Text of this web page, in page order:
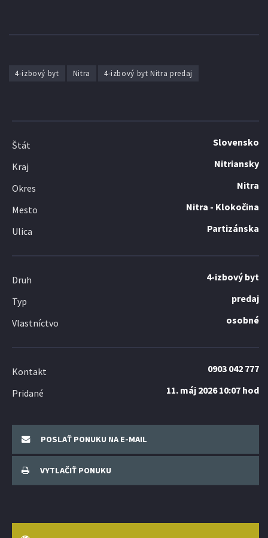
4-izbový byt Nitra 4-izbový byt Nitra predaj
Štát Slovensko
Kraj Nitriansky
Okres Nitra
Mesto Nitra - Klokočina
Ulica Partizánska
Druh 4-izbový byt
Typ predaj
Vlastníctvo osobné
Kontakt 0903 042 777
Pridané 11. máj 2026 10:07 hod
POSLAŤ PONUKU NA E-MAIL
VYTLAČIŤ PONUKU